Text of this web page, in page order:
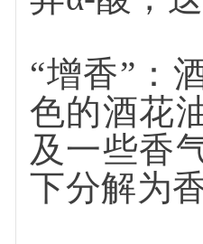
“增香”：
色的酒花
及一些香
下分解为